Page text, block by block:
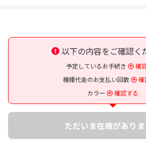
以下の内容をご確認く
予定しているお手続き
確
機種代金のお支払い回数
確
カラー
確認する
ただいま在庫があり